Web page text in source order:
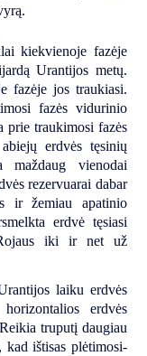
kiekvienoje fazėje
Urantijos metų.
fazėje jos traukiasi.
fazės vidurinio
prie traukimosi fazės
erdvės tęsinių
maždaug vienodai
rezervuarai dabar
ir žemiau apatinio
erdvė tęsiasi
iki ir net už
laiku erdvės
erdvės
truputį daugiau
ištisas plėtimosi-